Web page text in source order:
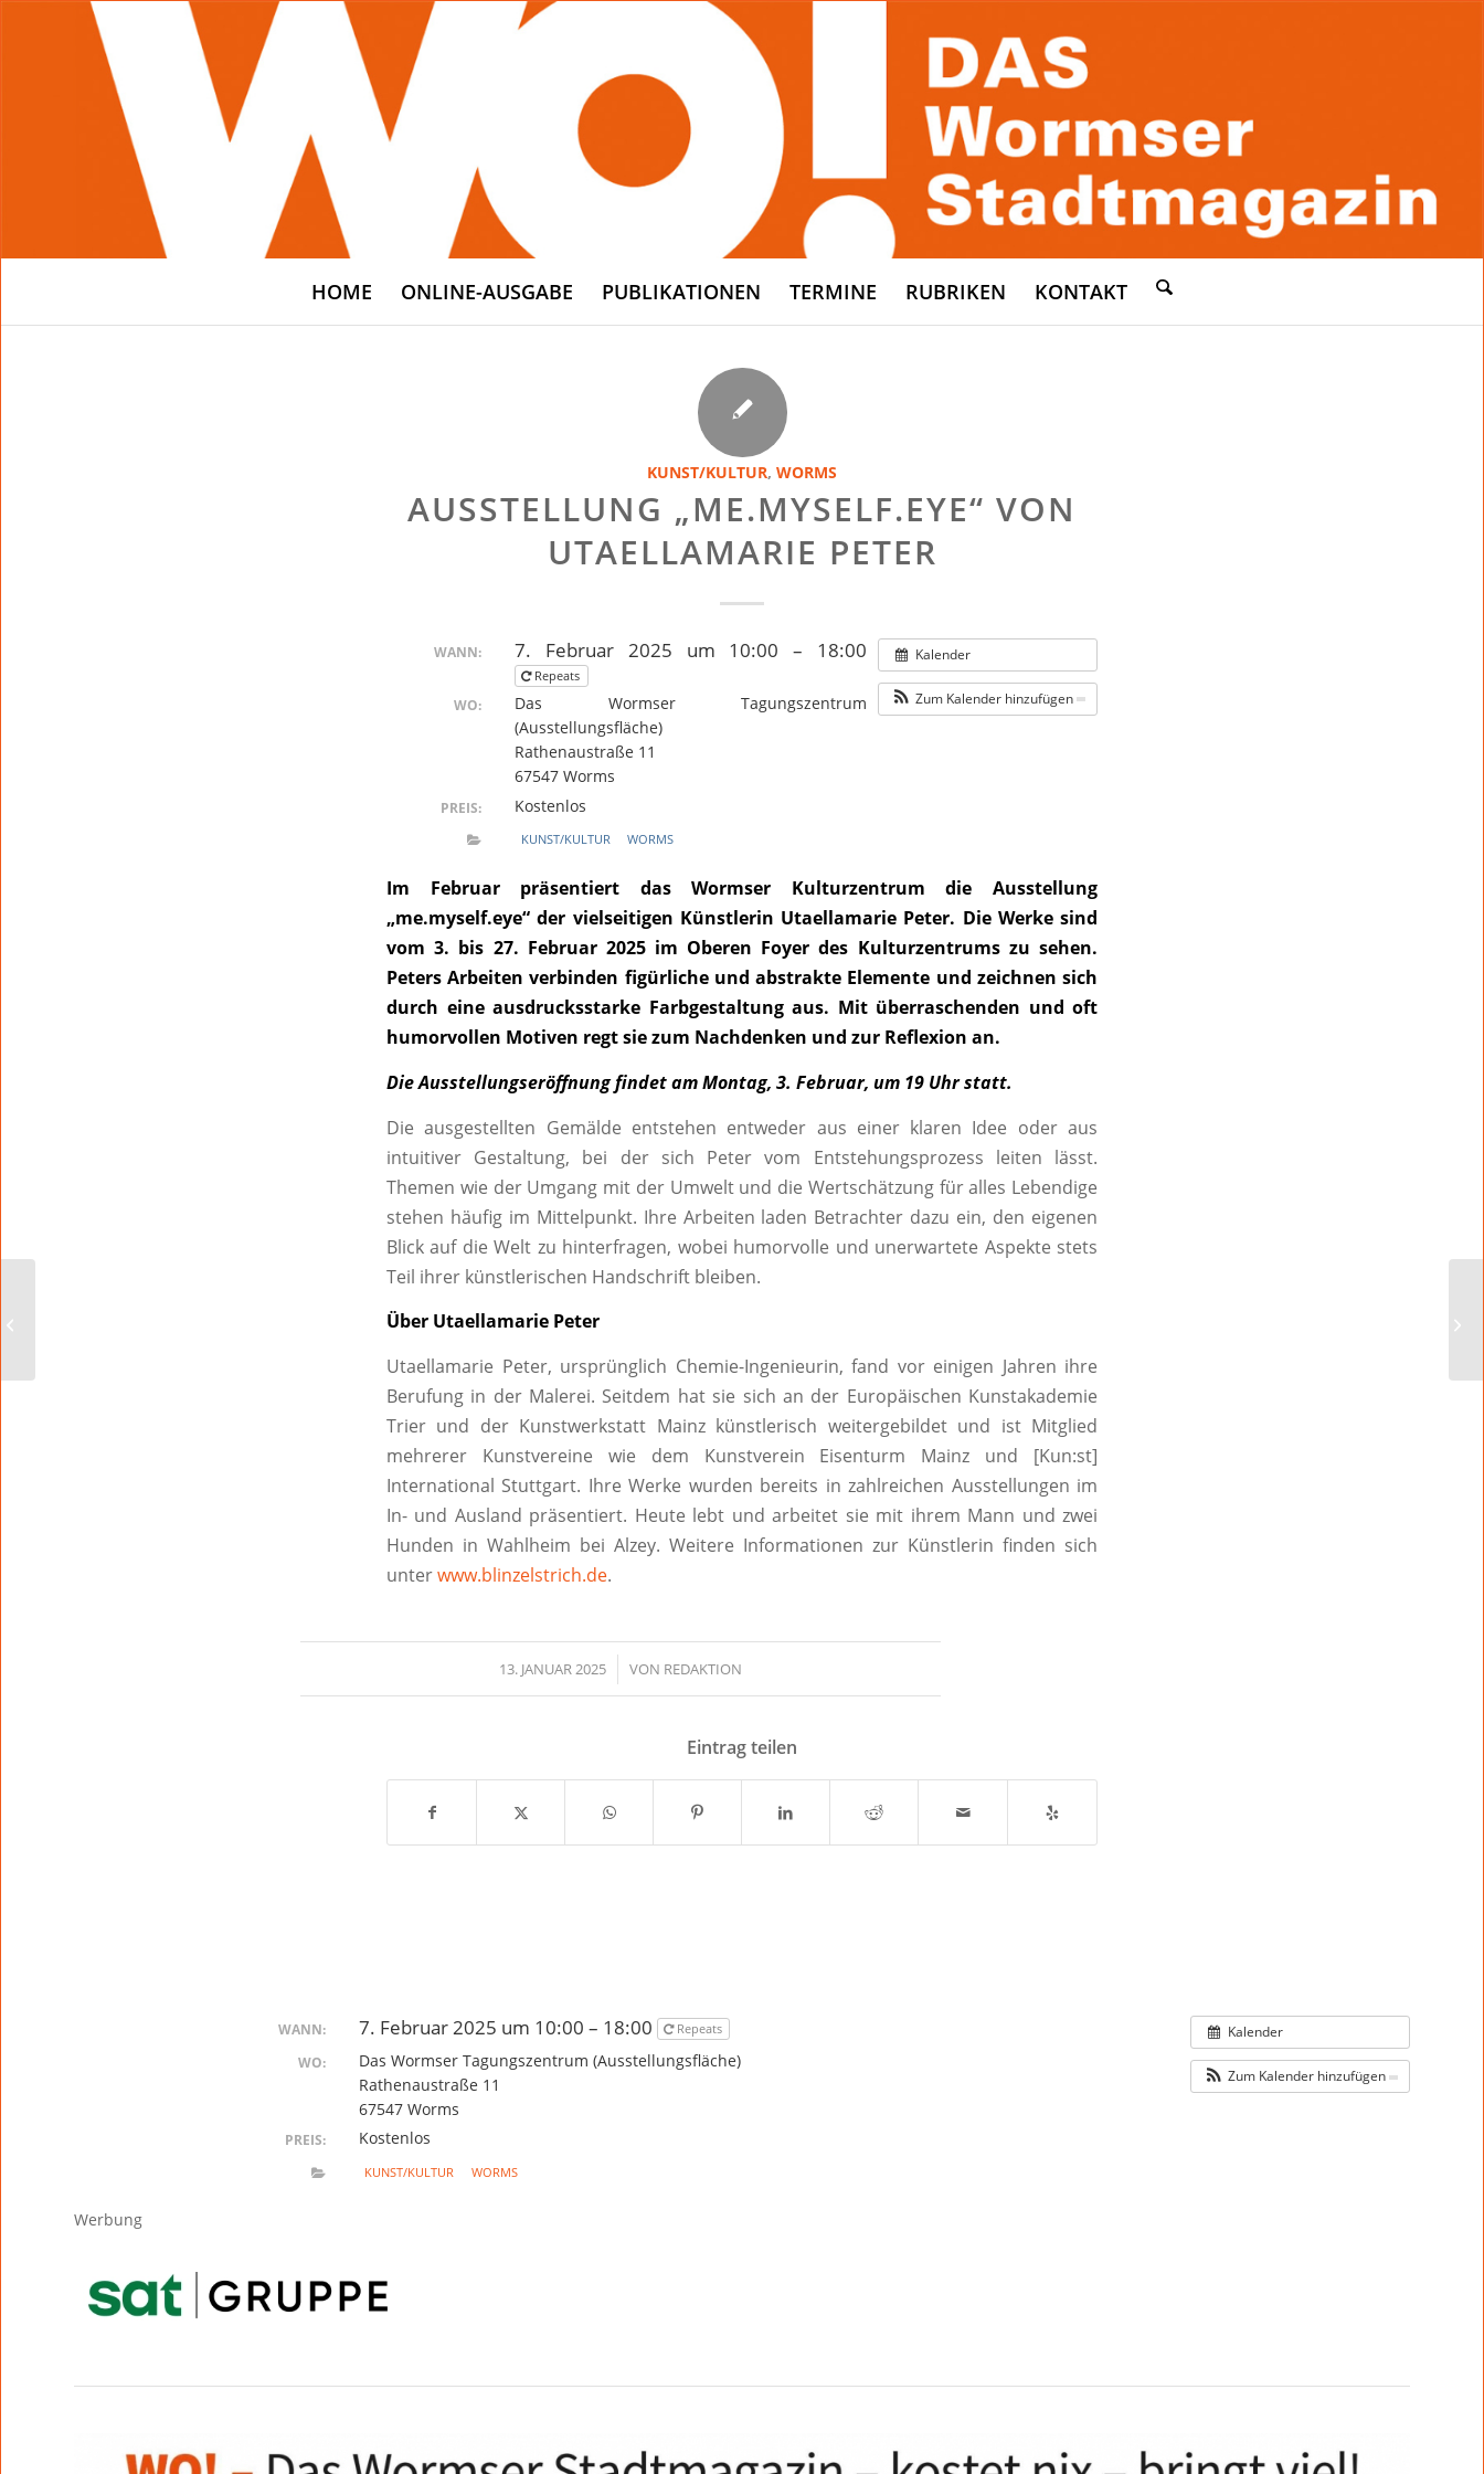
HOME ONLINE-AUSGABE PUBLIKATIONEN TERMINE RUBRIKEN KONTAKT
KUNST/KULTUR, WORMS
AUSSTELLUNG „ME.MYSELF.EYE“ VON
UTAELLAMARIE PETER
Kalender
Zum Kalender hinzufügen
WANN: 7. Februar 2025 um 10:00 – 18:00
Repeats
WO:
Das Wormser Tagungszentrum
(Ausstellungsfläche)
Rathenaustraße 11
67547 Worms
PREIS: Kostenlos
KUNST/KULTUR WORMS
Im Februar präsentiert das Wormser Kulturzentrum die Ausstellung
„me.myself.eye“ der vielseitigen Künstlerin Utaellamarie Peter. Die Werke sind
vom 3. bis 27. Februar 2025 im Oberen Foyer des Kulturzentrums zu sehen.
Peters Arbeiten verbinden figürliche und abstrakte Elemente und zeichnen sich
durch eine ausdrucksstarke Farbgestaltung aus. Mit überraschenden und oft
humorvollen Motiven regt sie zum Nachdenken und zur Reflexion an.
Die Ausstellungseröffnung findet am Montag, 3. Februar, um 19 Uhr statt.
Die ausgestellten Gemälde entstehen entweder aus einer klaren Idee oder aus
intuitiver Gestaltung, bei der sich Peter vom Entstehungsprozess leiten lässt.
Themen wie der Umgang mit der Umwelt und die Wertschätzung für alles Lebendige
stehen häufig im Mittelpunkt. Ihre Arbeiten laden Betrachter dazu ein, den eigenen
Blick auf die Welt zu hinterfragen, wobei humorvolle und unerwartete Aspekte stets
Teil ihrer künstlerischen Handschrift bleiben.
Über Utaellamarie Peter
Utaellamarie Peter, ursprünglich Chemie-Ingenieurin, fand vor einigen Jahren ihre
Berufung in der Malerei. Seitdem hat sie sich an der Europäischen Kunstakademie
Trier und der Kunstwerkstatt Mainz künstlerisch weitergebildet und ist Mitglied
mehrerer Kunstvereine wie dem Kunstverein Eisenturm Mainz und [Kun:st]
International Stuttgart. Ihre Werke wurden bereits in zahlreichen Ausstellungen im
In- und Ausland präsentiert. Heute lebt und arbeitet sie mit ihrem Mann und zwei
Hunden in Wahlheim bei Alzey. Weitere Informationen zur Künstlerin finden sich
unterwww.blinzelstrich.de.
13. JANUAR 2025
/ VON REDAKTION
Eintrag teilen
Kalender
Zum Kalender hinzufügen
WANN: 7. Februar 2025 um 10:00 – 18:00 Repeats
WO:
Das Wormser Tagungszentrum (Ausstellungsfläche)
Rathenaustraße 11
67547 Worms
PREIS: Kostenlos
KUNST/KULTUR WORMS
Werbung